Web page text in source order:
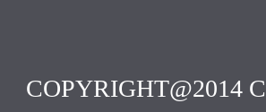
COPYRIGHT@2014